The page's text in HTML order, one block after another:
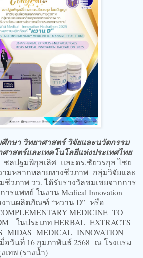
กษา วิทยาศาสตร์ วิจัยและนวัตกรรม
าสตร์และเทคโนโลยีแห่งประเทศไทย
ชลปฐมพิกุลเลิศ และดร.ชัยวรกุล ไชย
มหลากหลายทางชีวภาพ กลุ่มวิจัยและ
วภาพ วว. ได้รับรางวัลชมเชยจากการ
รแพทย์ ในงาน Medical Innovation
ลงานผลิตภัณฑ์ “หวาน D” หรือ
MEDICINE TO
ในประเภท HERBAL EXTRACTS
MIDAS MEDICAL INNOVATION
มื่อวันที่ 16 กุมภาพันธ์ 2568 ณ โรงแรม
เทพ (รางน้ำ)